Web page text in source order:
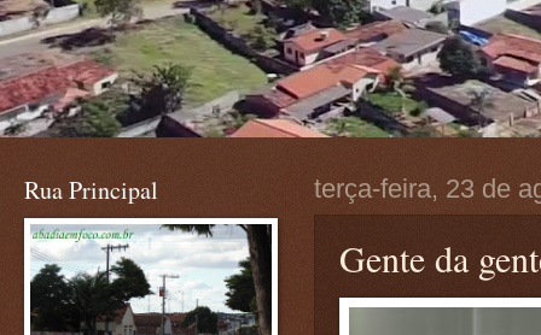
terça-feira, 23 de
Gente da
Rua Principal